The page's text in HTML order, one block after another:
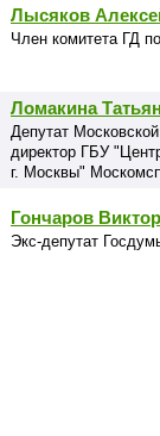
Лысяков
Член комитета ГД
Ломакина
Депутат
директор ГБУ
г. Москвы"
Гончаров
Экс-депутат